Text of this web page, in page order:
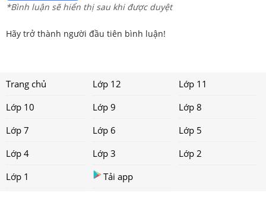
*Bình luận sẽ hiển thị sau khi được duyệt
Hãy trở thành người đầu tiên bình luận!
Trang chủ Lớp 12
Lớp 11
Lớp 10
Lớp 9
Lớp 8
Lớp 7
Lớp 6
Lớp 5
Lớp 4
Lớp 3
Lớp 2
Lớp 1
Tải app